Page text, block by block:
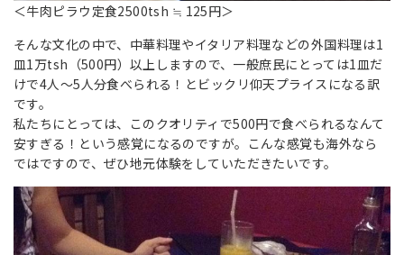
＜牛肉ピラウ定食2500tsh ≒ 125円＞
そんな文化の中で、中華料理やイタリア料理などの外国料理は1
皿1万tsh（500円）以上しますので、一般庶民にとっては1皿だ
けで4人～5人分食べられる！とビックリ仰天プライスになる訳
です。
私たちにとっては、このクオリティで500円で食べられるなんて
安すぎる！という感覚になるのですが。こんな感覚も海外なら
ではですので、ぜひ地元体験をしていただきたいです。